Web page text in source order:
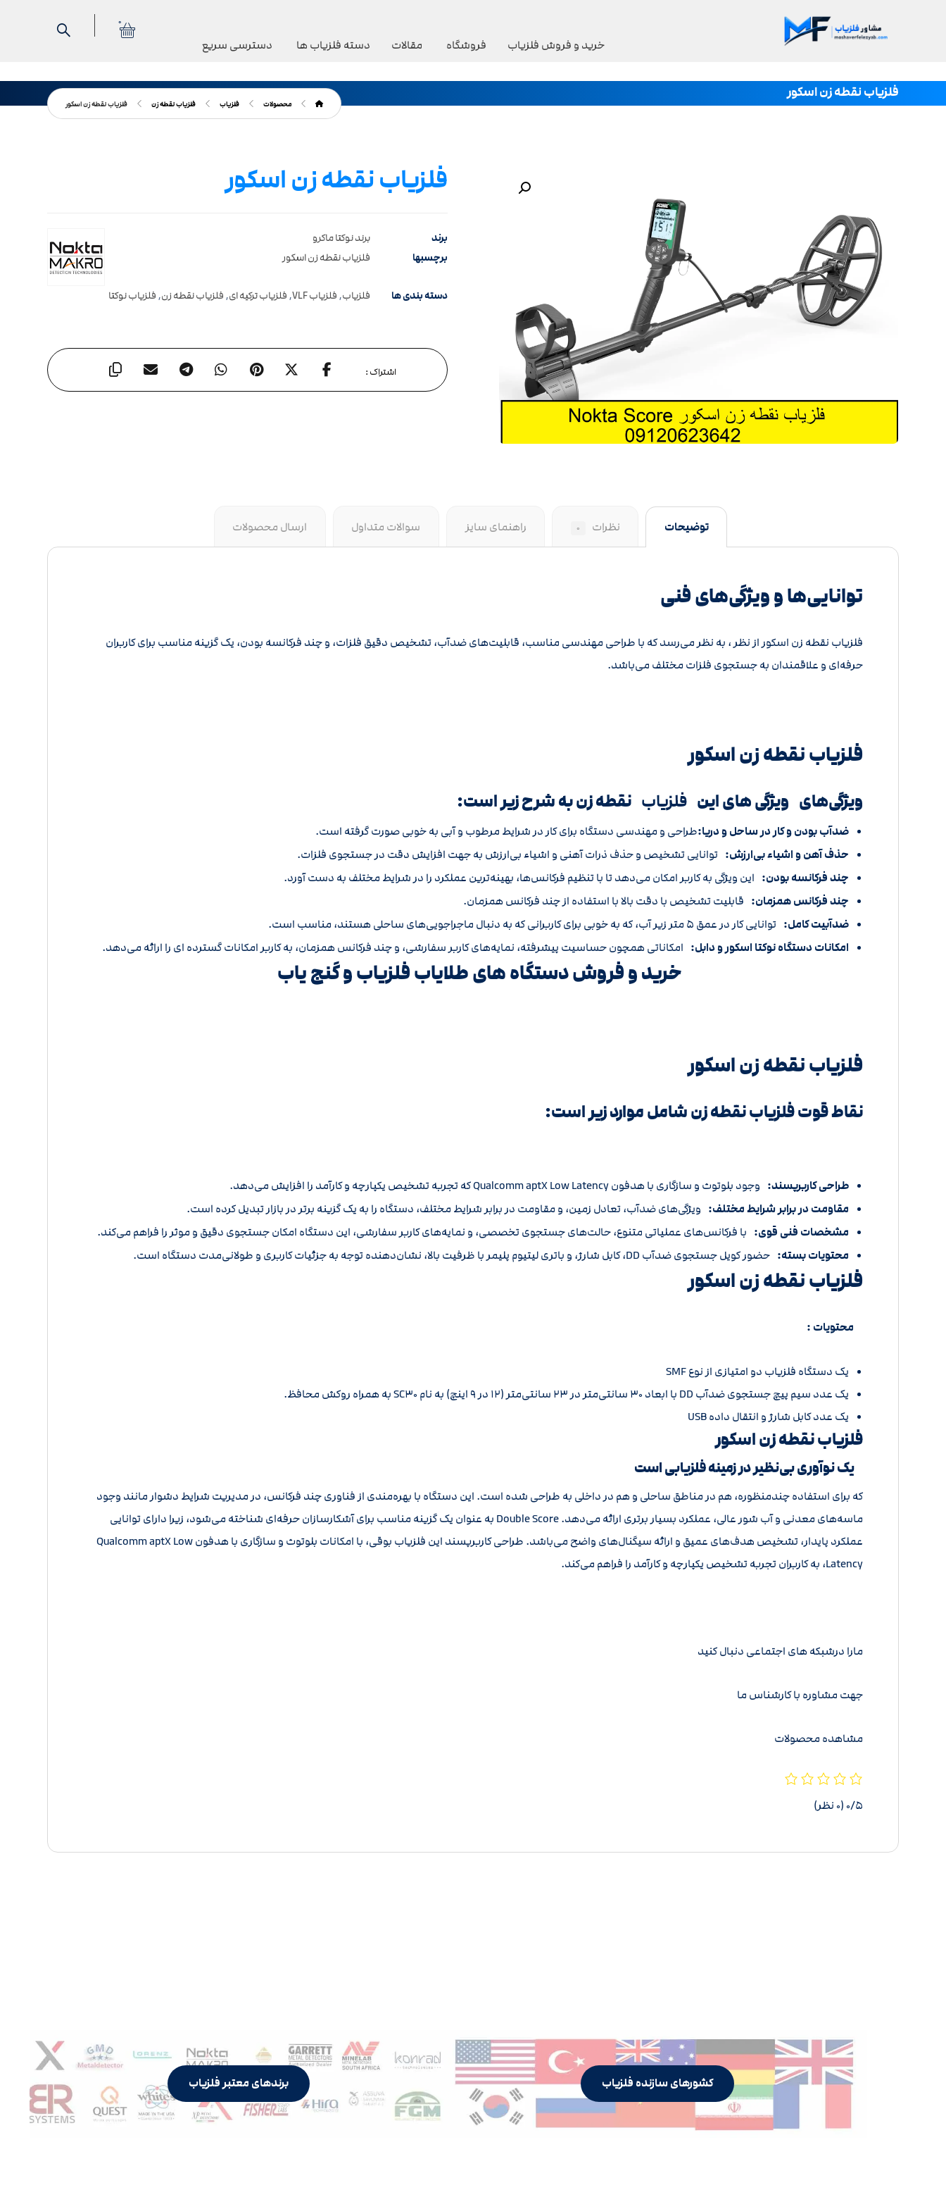
0
خرید و فروش فلزیاب فروشگاه مقالات دسته فلزیاب ها دسترسی سریع
فلزیاب نقطه زن اسکور
محصولات فلزیاب فلزیاب نقطه زن فلزیاب نقطه زن اسکور
فلزیاب نقطه زن اسکور
برند برند نوکتا ماکرو
برچسبها فلزیاب نقطه زن اسکور
دسته بندی ها فلزیاب, فلزیاب VLF , فلزیاب ترکیه ای, فلزیاب نقطه زن, فلزیاب نوکتا
توضیحات نظرات ۰ راهنمای سایز سوالات متداول ارسال محصولات
توانایی‌ها و ویژگی‌های فنی
فلزیاب نقطه زن اسکور از نظر ، به نظر می‌رسد که با طراحی مهندسی مناسب، قابلیت‌های ضدآب، تشخیص دقیق فلزات، و چند فرکانسه بودن، یک گزینه مناسب برای کاربران
حرفه‌ای و علاقمندان به جستجوی فلزات مختلف می‌باشد.
فلزیاب نقطه زن اسکور
ویژگی‌های ویژگی های اینفلزیاب نقطه زن به شرح زیر است:
ضدآب بودن و کار در ساحل و دریا:طراحی و مهندسی دستگاه برای کار در شرایط مرطوب و آبی به خوبی صورت گرفته است.
حذف آهن و اشیاء بی‌ارزش:توانایی تشخیص و حذف ذرات آهنی و اشیاء بی‌ارزش به جهت افزایش دقت در جستجوی فلزات.
چند فرکانسه بودن: این ویژگی به کاربر امکان می‌دهد تا با تنظیم فرکانس‌ها، بهینه‌ترین عملکرد را در شرایط مختلف به دست آورد.
چند فرکانس همزمان: قابلیت تشخیص با دقت بالا با استفاده از چند فرکانس همزمان.
ضدآبیت کامل:توانایی کار در عمق ۵ متر زیر آب، که به خوبی برای کاربرانی که به دنبال ماجراجویی‌های ساحلی هستند، مناسب است.
امکانات دستگاه نوکتا اسکور و دابل: امکاناتی همچون حساسیت پیشرفته، نمایه‌های کاربر سفارشی، و چند فرکانس همزمان، به کاربر امکانات گسترده ای را ارائه می‌دهد.
خرید و فروش دستگاه های طلایاب فلزیاب و گنج یاب
فلزیاب نقطه زن اسکور
نقاط قوت فلزیاب نقطه زن شامل موارد زیر است:
طراحی کاربرپسند: وجود بلوتوث و سازگاری با هدفون Qualcomm aptX Low Latency که تجربه تشخیص یکپارچه و کارآمد را افزایش می‌دهد.
مقاومت در برابر شرایط مختلف: ویژگی‌های ضدآب، تعادل زمین، و مقاومت در برابر شرایط مختلف، دستگاه را به یک گزینه برتر در بازار تبدیل کرده است.
مشخصات فنی قوی: با فرکانس‌های عملیاتی متنوع، حالت‌های جستجوی تخصصی، و نمایه‌های کاربر سفارشی، این دستگاه امکان جستجوی دقیق و موثر را فراهم می‌کند.
محتویات بسته:حضور کویل جستجوی ضدآب DD، کابل شارژ، و باتری لیتیوم پلیمر با ظرفیت بالا، نشان‌دهنده توجه به جزئیات کاربری و طولانی‌مدت دستگاه است.
فلزیاب نقطه زن اسکور
محتویات :
یک دستگاه فلزیاب دو امتیازی از نوع SMF
یک عدد سیم پیچ جستجوی ضدآب DD با ابعاد ۳۰ سانتی‌متر در ۲۳ سانتی‌متر (۱۲ در ۹ اینچ) به نام SC۳۰ به همراه روکش محافظ.
یک عدد کابل شارژ و انتقال داده USB
فلزیاب نقطه زن اسکور
یک نوآوری بی‌نظیر در زمینه فلزیابی است
که برای استفاده چندمنظوره، هم در مناطق ساحلی و هم در داخلی به طراحی شده است. این دستگاه با بهره‌مندی از فناوری چند فرکانس، در مدیریت شرایط دشوار مانند وجود
ماسه‌های معدنی و آب شور عالی، عملکرد بسیار برتری ارائه می‌دهد. Double Score به عنوان یک گزینه مناسب برای آشکارسازان حرفه‌ای شناخته می‌شود، زیرا دارای توانایی
عملکرد پایدار، تشخیص هدف‌های عمیق و ارائه سیگنال‌های واضح می‌باشد. طراحی کاربرپسند این فلزیاب بوقی، با امکانات بلوتوث و سازگاری با هدفون Qualcomm aptX Low
Latency، به کاربران تجربه تشخیص یکپارچه و کارآمد را فراهم می‌کند.
مارا درشبکه های اجتماعی دنبال کنید
جهت مشاوره با کارشناس ما
مشاهده محصولات
‫۰/۵ ‫(۰ نظر)
کشورهای سازنده فلزیاب برندهای معتبر فلزیاب